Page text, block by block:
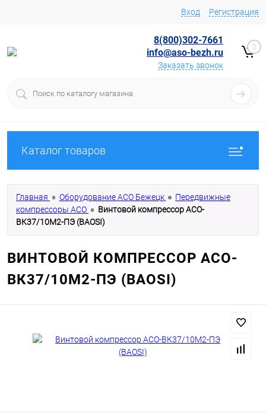
Вход Регистрация
8(800)302-7661
info@aso-bezh.ru
Заказать звонок
0
Каталог товаров
Главная Оборудование АСО Бежецк
Передвижные
компрессоры АСО
Винтовой компрессор АСО-
ВК37/10М2-ПЭ (BAOSI)
ВИНТОВОЙ КОМПРЕССОР АСО-
ВК37/10М2-ПЭ (BAOSI)